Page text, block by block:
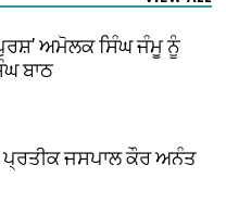
ਅਮੋਲਕ ਸਿੰਘ ਜੰਮੂ ਨੂੰ
ਬਾਠ
ਪ੍ਰਤੀਕ ਜਸਪਾਲ ਕੌਰ ਅਨੰਤ